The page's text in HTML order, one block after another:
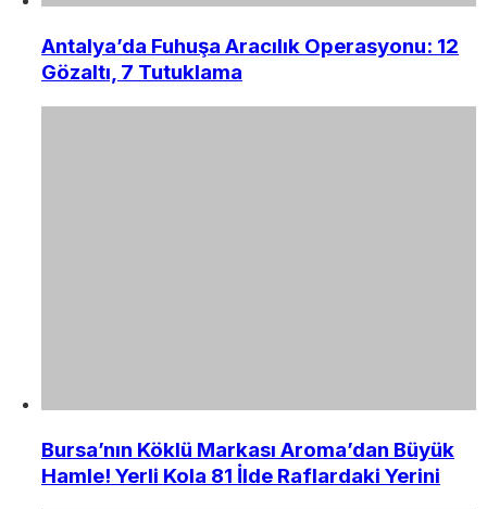
Antalya’da Fuhuşa Aracılık Operasyonu: 12
Gözaltı, 7 Tutuklama
Bursa’nın Köklü Markası Aroma’dan Büyük
Hamle! Yerli Kola 81 İlde Raflardaki Yerini